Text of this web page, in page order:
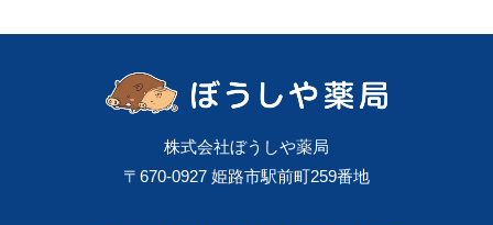
株式会社ぼうしや薬局
〒670-0927 姫路市駅前町259番地